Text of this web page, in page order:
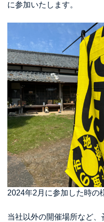
に参加いたします。
2024年2月に参加した時の
当社以外の開催場所など